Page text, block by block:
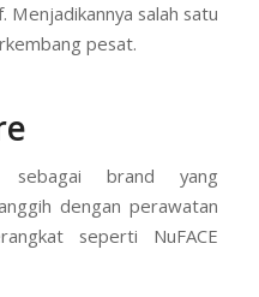
salah satu
pesat.
sebagai brand yang
dengan perawatan
seperti NuFACE